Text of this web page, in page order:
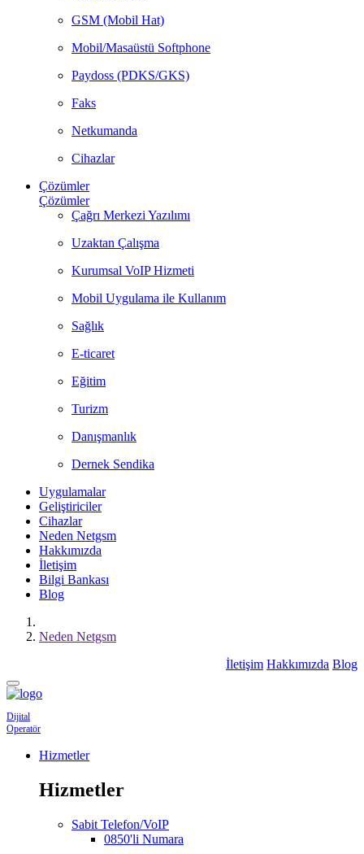
GSM (Mobil Hat)
Mobil/Masaüstü Softphone
Paydoss (PDKS/GKS)
Faks
Netkumanda
Cihazlar
Çözümler
Çözümler
Çağrı Merkezi Yazılımı
Uzaktan Çalışma
Kurumsal VoIP Hizmeti
Mobil Uygulama ile Kullanım
Sağlık
E-ticaret
Eğitim
Turizm
Danışmanlık
Dernek Sendika
Uygulamalar
Geliştiriciler
Cihazlar
Neden Netgsm
Hakkımızda
İletişim
Bilgi Bankası
Blog
Neden Netgsm
İletişim Hakkımızda Blog
Dijital
Operatör
Hizmetler
Hizmetler
Sabit Telefon/VoIP
0850'li Numara